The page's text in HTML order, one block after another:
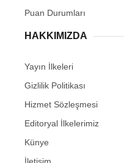
Puan Durumları
HAKKIMIZDA
Yayın İlkeleri
Gizlilik Politikası
Hizmet Sözleşmesi
Editoryal İlkelerimiz
Künye